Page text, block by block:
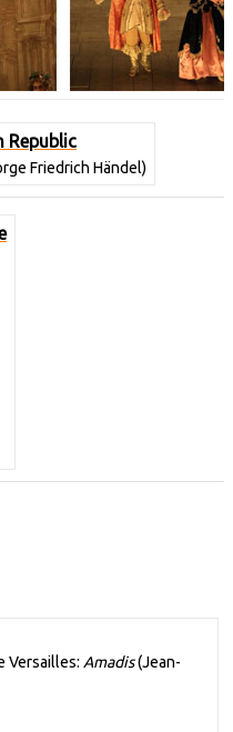
Republic
Friedrich Händel)
Versailles: Amadis(Jean-